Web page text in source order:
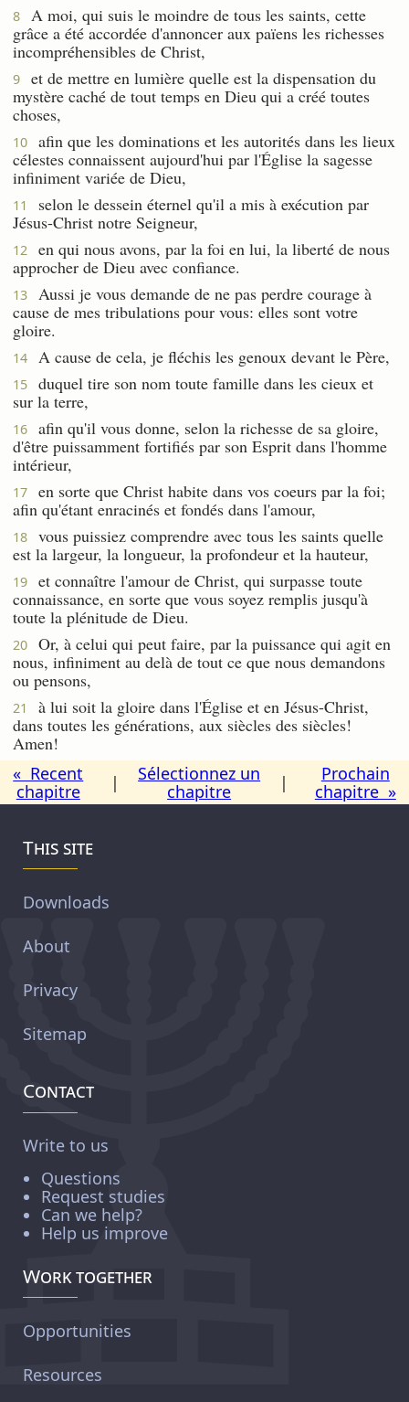
8
A moi, qui suis le moindre de tous les saints, cette
grâce a été accordée d'annoncer aux païens les richesses
incompréhensibles de Christ,
9
et de mettre en lumière quelle est la dispensation du
mystère caché de tout temps en Dieu qui a créé toutes
choses,
10
afin que les dominations et les autorités dans les lieux
célestes connaissent aujourd'hui par l'Église la sagesse
infiniment variée de Dieu,
11
selon le dessein éternel qu'il a mis à exécution par
Jésus-Christ notre Seigneur,
12
en qui nous avons, par la foi en lui, la liberté de nous
approcher de Dieu avec confiance.
13
Aussi je vous demande de ne pas perdre courage à
cause de mes tribulations pour vous: elles sont votre
gloire.
14 A cause de cela, je fléchis les genoux devant le Père,
15
duquel tire son nom toute famille dans les cieux et
sur la terre,
16
afin qu'il vous donne, selon la richesse de sa gloire,
d'être puissamment fortifiés par son Esprit dans l'homme
intérieur,
17
en sorte que Christ habite dans vos coeurs par la foi;
afin qu'étant enracinés et fondés dans l'amour,
18
vous puissiez comprendre avec tous les saints quelle
est la largeur, la longueur, la profondeur et la hauteur,
19
et connaître l'amour de Christ, qui surpasse toute
connaissance, en sorte que vous soyez remplis jusqu'à
toute la plénitude de Dieu.
20
Or, à celui qui peut faire, par la puissance qui agit en
nous, infiniment au delà de tout ce que nous demandons
ou pensons,
21
à lui soit la gloire dans l'Église et en Jésus-Christ,
dans toutes les générations, aux siècles des siècles!
Amen!
« Recent
chapitre
|
Sélectionnez un
chapitre
|
Prochain
chapitre »
This site
Downloads
About
Privacy
Sitemap
Contact
Write to us
Questions
Request studies
Can we help?
Help us improve
Work together
Opportunities
Resources